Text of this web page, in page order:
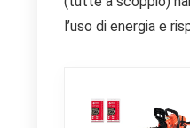
l’uso di energia e